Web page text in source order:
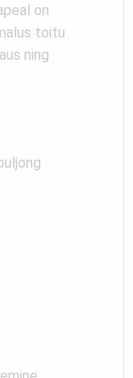
on
toitu
ning